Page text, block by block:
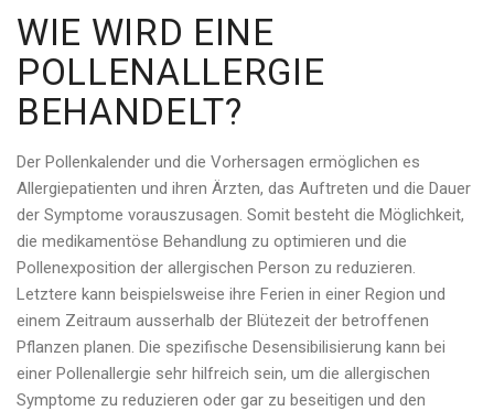
WIE WIRD EINE
POLLENALLERGIE
BEHANDELT?
Der Pollenkalender und die Vorhersagen ermöglichen es
Allergiepatienten und ihren Ärzten, das Auftreten und die Dauer
der Symptome vorauszusagen. Somit besteht die Möglichkeit,
die medikamentöse Behandlung zu optimieren und die
Pollenexposition der allergischen Person zu reduzieren.
Letztere kann beispielsweise ihre Ferien in einer Region und
einem Zeitraum ausserhalb der Blütezeit der betroffenen
Pflanzen planen. Die spezifische Desensibilisierung kann bei
einer Pollenallergie sehr hilfreich sein, um die allergischen
Symptome zu reduzieren oder gar zu beseitigen und den